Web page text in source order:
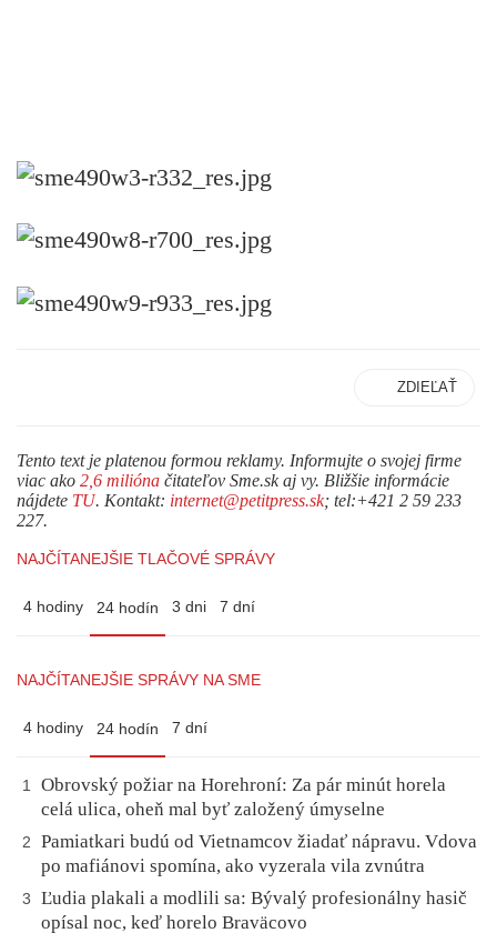
ZDIEĽAŤ
Tento text je platenou formou reklamy. Informujte o svojej firme
viac ako 2,6 milióna čitateľov Sme.sk aj vy. Bližšie informácie
nájdete TU. Kontakt: internet@petitpress.sk; tel:+421 2 59 233
227.
NAJČÍTANEJŠIE TLAČOVÉ SPRÁVY
4 hodiny 24 hodín 3 dni 7 dní
NAJČÍTANEJŠIE SPRÁVY NA SME
4 hodiny 24 hodín 7 dní
1
Obrovský požiar na Horehroní: Za pár minút horela
celá ulica, oheň mal byť založený úmyselne
2
Pamiatkari budú od Vietnamcov žiadať nápravu. Vdova
po mafiánovi spomína, ako vyzerala vila zvnútra
3
Ľudia plakali a modlili sa: Bývalý profesionálny hasič
opísal noc, keď horelo Braväcovo